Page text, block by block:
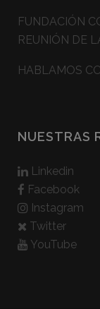
FUNDACIÓN
REUNIÓN DE
HABLAMOS
NUESTRAS
Linkedin
Facebook
Instagram
Twitter
YouTube